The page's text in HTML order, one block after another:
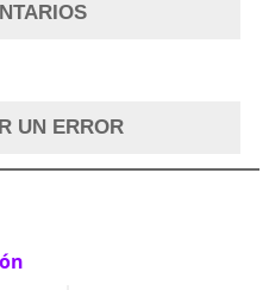
UN ERROR